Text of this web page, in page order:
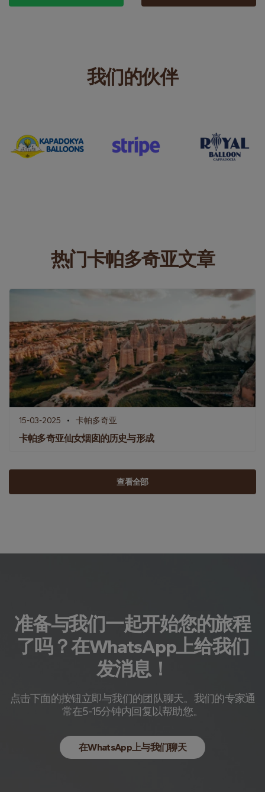
我们的伙伴
热门卡帕多奇亚文章
15-03-2025 卡帕多奇亚
卡帕多奇亚仙女烟囱的历史与形成
查看全部
准备与我们一起开始您的旅程
了吗？在WhatsApp上给我们
发消息！
点击下面的按钮立即与我们的团队聊天。我们的专家通
常在5-15分钟内回复以帮助您。
在WhatsApp上与我们聊天